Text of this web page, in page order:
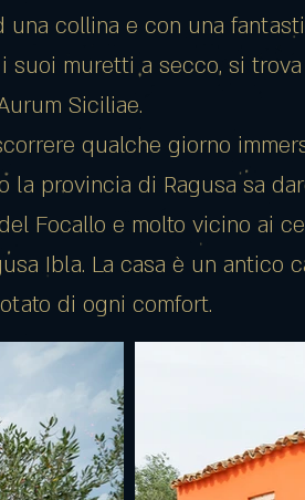
collina e con una
muretti a secco, si
Siciliae.
qualche giorno
provincia di Ragusa sa
Focallo e molto vicino ai
Ibla. La casa è un antico
di ogni comfort.